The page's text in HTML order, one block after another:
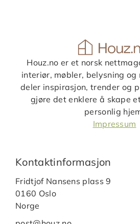
Houz.no er et norsk
interiør, møbler, belysning og
deler inspirasjon, trender og
gjøre det enklere å skape
personlig
Impressum
Kontaktinformasjon
Fridtjof Nansens plass 9
0160 Oslo
Norge